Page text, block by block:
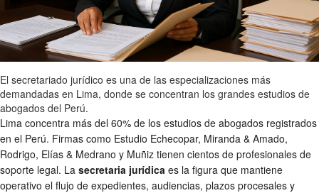
El secretariado jurídico es una de las especializaciones más
demandadas en Lima, donde se concentran los grandes estudios de
abogados del Perú.
Lima concentra más del 60% de los estudios de abogados registrados
en el Perú. Firmas como Estudio Echecopar, Miranda & Amado,
Rodrigo, Elías & Medrano y Muñiz tienen cientos de profesionales de
soporte legal. La secretaria jurídica es la figura que mantiene
operativo el flujo de expedientes, audiencias, plazos procesales y